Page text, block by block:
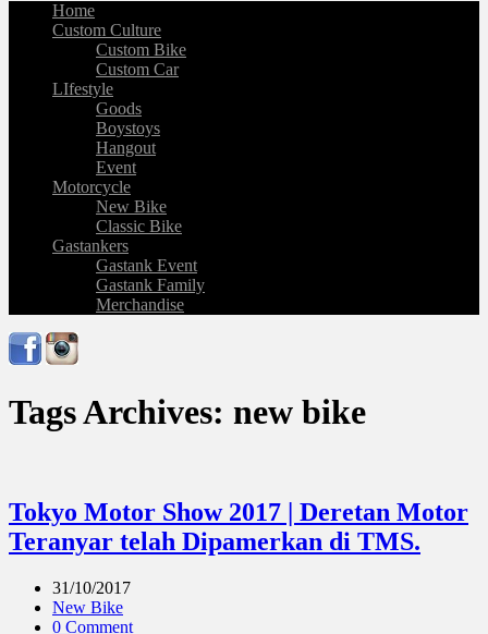
Home
Custom Culture
Custom Bike
Custom Car
LIfestyle
Goods
Boystoys
Hangout
Event
Motorcycle
New Bike
Classic Bike
Gastankers
Gastank Event
Gastank Family
Merchandise
Tags Archives: new bike
Tokyo Motor Show 2017 | Deretan Motor
Teranyar telah Dipamerkan di TMS.
31/10/2017
New Bike
0 Comment